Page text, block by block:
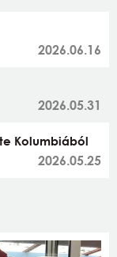
2026.06.16
2026.05.31
Kolumbiából
2026.05.25